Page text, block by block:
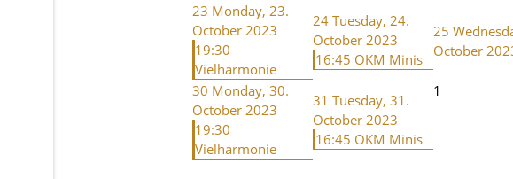
23 Monday, 23.
October 2023
19:30
Vielharmonie
24 Tuesday, 24.
October 2023
16:45 OKM Minis
25
October
30 Monday, 30.
October 2023
19:30
Vielharmonie
31 Tuesday, 31.
October 2023
16:45 OKM Minis
1